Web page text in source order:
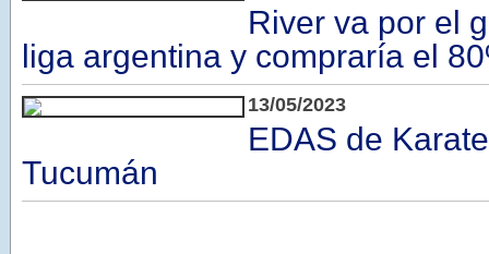
River va por el
liga argentina y compraría el
13/05/2023
EDAS de
Tucumán